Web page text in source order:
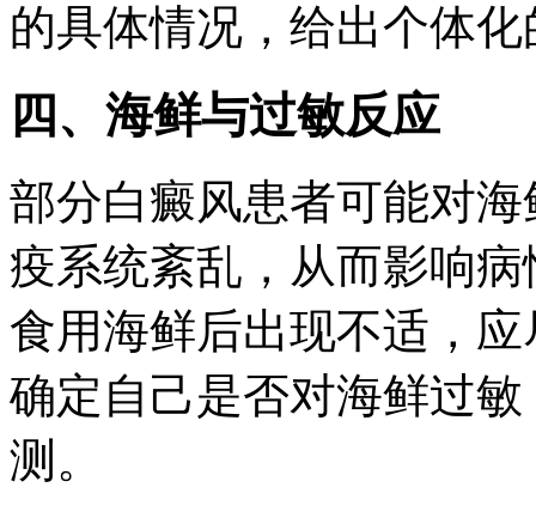
的具体情况，给出个体
四、海鲜与过敏反应
部分白癜风患者可能对
疫系统紊乱，从而影响
食用海鲜后出现不适，
确定自己是否对海鲜过
测。